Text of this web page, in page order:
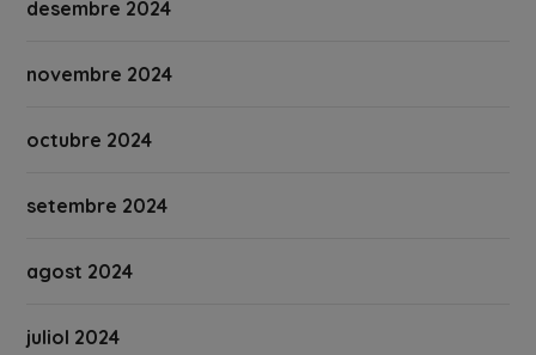
desembre 2024
novembre 2024
octubre 2024
setembre 2024
agost 2024
juliol 2024